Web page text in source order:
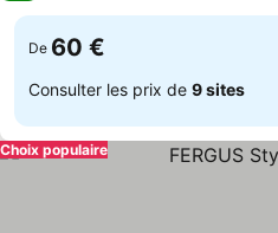
De 60 €
Consulter les prix de 9 sites
Choix populaire